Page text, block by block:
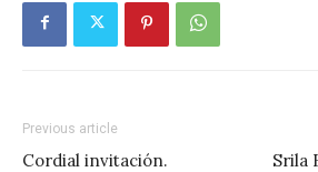
Previous article
Cordial invitación. Srila